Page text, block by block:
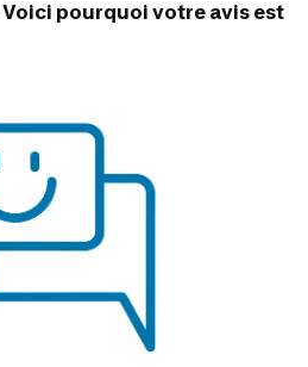
Voici pourquoi votre avis est